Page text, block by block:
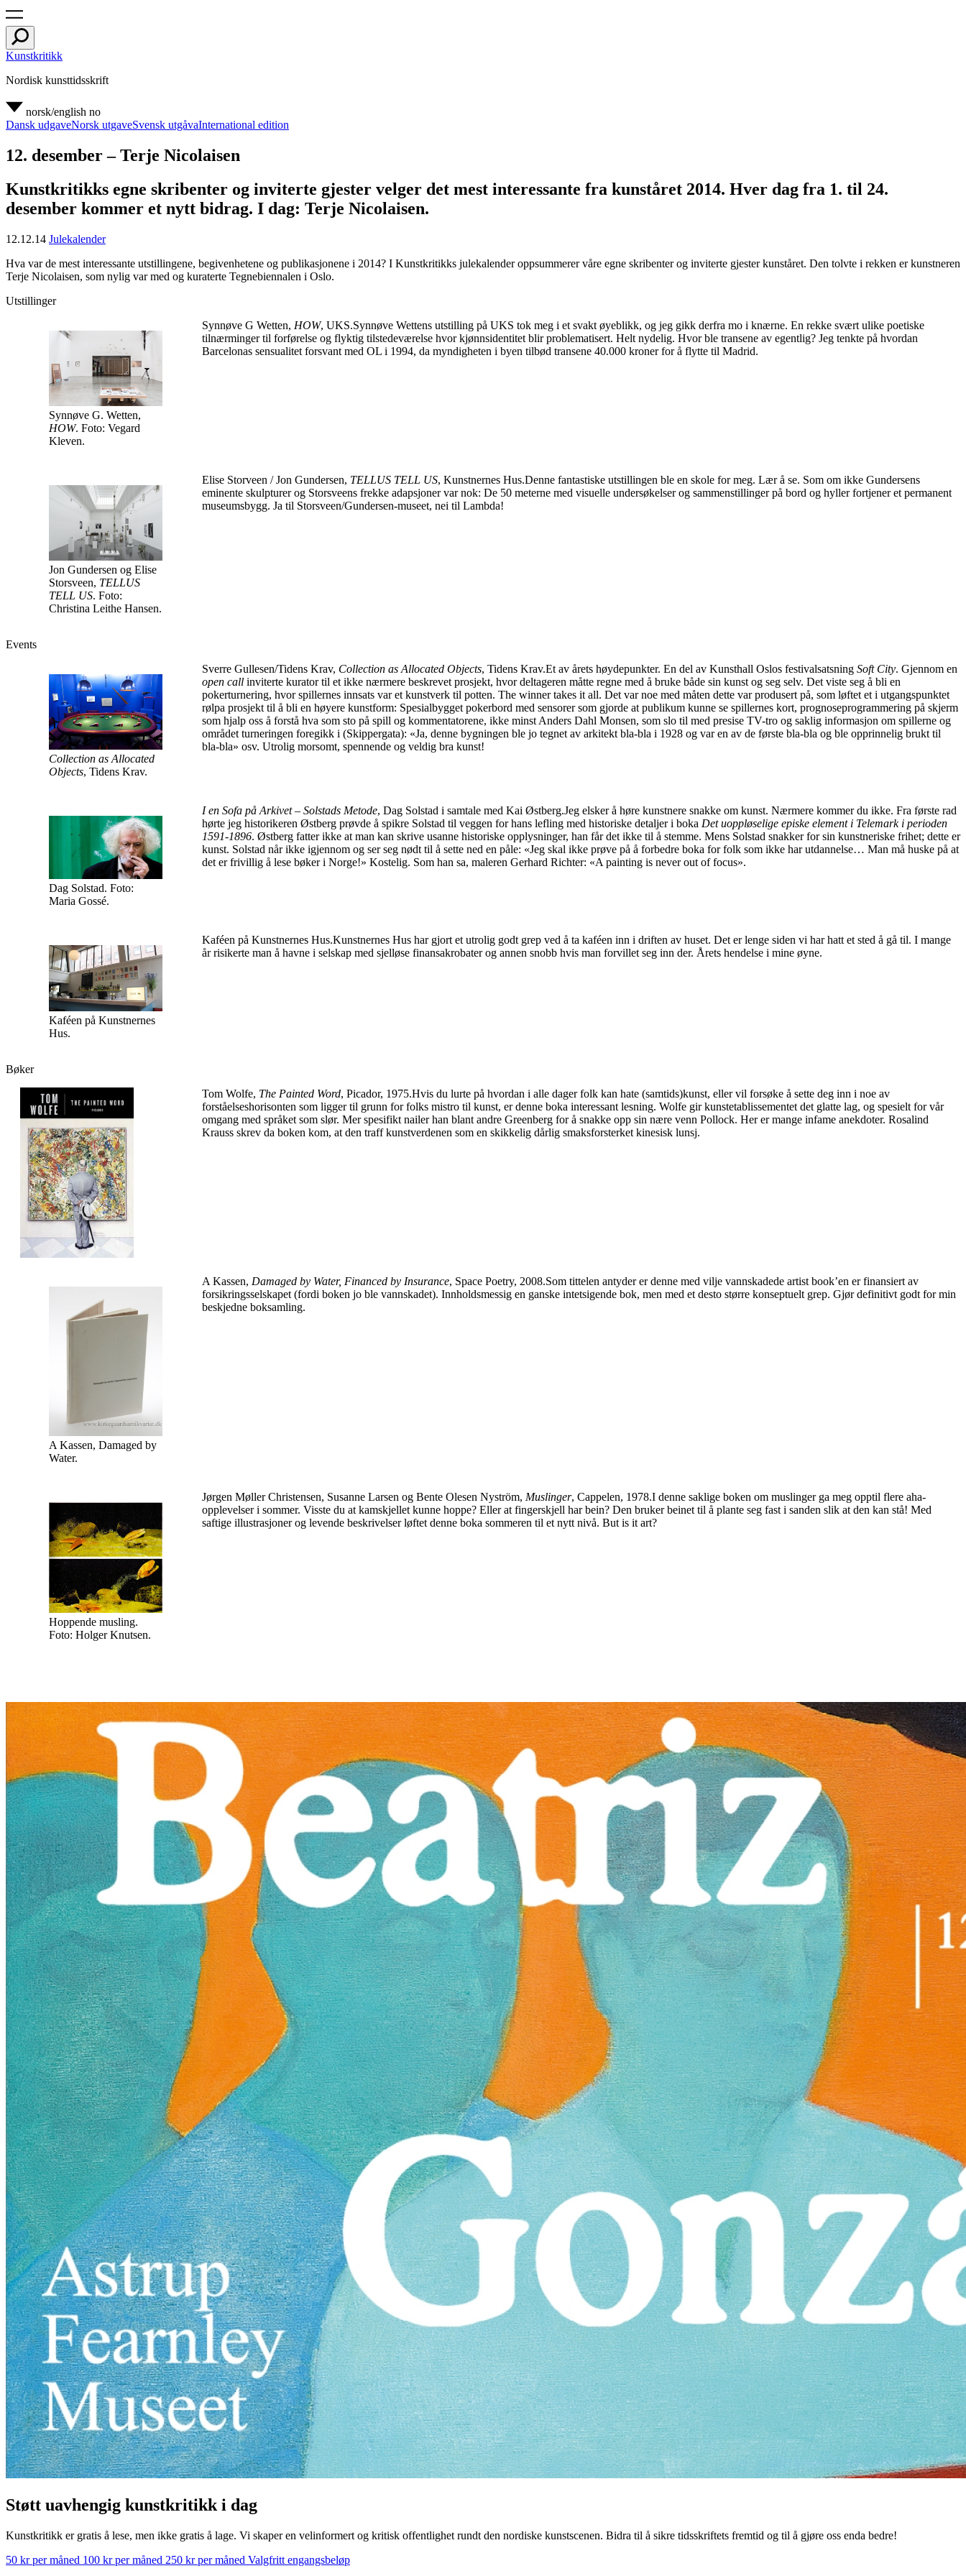
Kunstkritikk
Nordisk kunsttidsskrift
norsk/english no
Dansk udgaveNorsk utgaveSvensk utgåvaInternational edition
12. desember – Terje Nicolaisen
Kunstkritikks egne skribenter og inviterte gjester velger det mest interessante fra kunståret 2014. Hver dag fra 1. til 24.
desember kommer et nytt bidrag. I dag: Terje Nicolaisen.
12.12.14 Julekalender
Hva var de mest interessante utstillingene, begivenhetene og publikasjonene i 2014? I Kunstkritikks julekalender oppsummerer våre egne skribenter og inviterte gjester kunståret. Den tolvte i rekken er kunstneren
Terje Nicolaisen, som nylig var med og kuraterte Tegnebiennalen i Oslo.
Utstillinger
Synnøve G. Wetten,
HOW. Foto: Vegard
Kleven.
Synnøve G Wetten, HOW, UKS.Synnøve Wettens utstilling på UKS tok meg i et svakt øyeblikk, og jeg gikk derfra mo i knærne. En rekke svært ulike poetiske
tilnærminger til forførelse og flyktig tilstedeværelse hvor kjønnsidentitet blir problematisert. Helt nydelig. Hvor ble transene av egentlig? Jeg tenkte på hvordan
Barcelonas sensualitet forsvant med OL i 1994, da myndigheten i byen tilbød transene 40.000 kroner for å flytte til Madrid.
Jon Gundersen og Elise
Storsveen, TELLUS
TELL US. Foto:
Christina Leithe Hansen.
Elise Storveen / Jon Gundersen, TELLUS TELL US, Kunstnernes Hus.Denne fantastiske utstillingen ble en skole for meg. Lær å se. Som om ikke Gundersens
eminente skulpturer og Storsveens frekke adapsjoner var nok: De 50 meterne med visuelle undersøkelser og sammenstillinger på bord og hyller fortjener et permanent
museumsbygg. Ja til Storsveen/Gundersen-museet, nei til Lambda!
Events
Collection as Allocated
Objects, Tidens Krav.
Sverre Gullesen/Tidens Krav, Collection as Allocated Objects, Tidens Krav.Et av årets høydepunkter. En del av Kunsthall Oslos festivalsatsning Soft City. Gjennom en
open call inviterte kurator til et ikke nærmere beskrevet prosjekt, hvor deltageren måtte regne med å bruke både sin kunst og seg selv. Det viste seg å bli en
pokerturnering, hvor spillernes innsats var et kunstverk til potten. The winner takes it all. Det var noe med måten dette var produsert på, som løftet et i utgangspunktet
rølpa prosjekt til å bli en høyere kunstform: Spesialbygget pokerbord med sensorer som gjorde at publikum kunne se spillernes kort, prognoseprogrammering på skjerm
som hjalp oss å forstå hva som sto på spill og kommentatorene, ikke minst Anders Dahl Monsen, som slo til med presise TV-tro og saklig informasjon om spillerne og
området turneringen foregikk i (Skippergata): «Ja, denne bygningen ble jo tegnet av arkitekt bla-bla i 1928 og var en av de første bla-bla og ble opprinnelig brukt til
bla-bla» osv. Utrolig morsomt, spennende og veldig bra kunst!
Dag Solstad. Foto:
Maria Gossé.
I en Sofa på Arkivet – Solstads Metode, Dag Solstad i samtale med Kai Østberg.Jeg elsker å høre kunstnere snakke om kunst. Nærmere kommer du ikke. Fra første rad
hørte jeg historikeren Østberg prøvde å spikre Solstad til veggen for hans lefling med historiske detaljer i boka Det uoppløselige episke element i Telemark i perioden
1591-1896. Østberg fatter ikke at man kan skrive usanne historiske opplysninger, han får det ikke til å stemme. Mens Solstad snakker for sin kunstneriske frihet; dette er
kunst. Solstad når ikke igjennom og ser seg nødt til å sette ned en påle: «Jeg skal ikke prøve på å forbedre boka for folk som ikke har utdannelse… Man må huske på at
det er frivillig å lese bøker i Norge!» Kostelig. Som han sa, maleren Gerhard Richter: «A painting is never out of focus».
Kaféen på Kunstnernes
Hus.
Kaféen på Kunstnernes Hus.Kunstnernes Hus har gjort et utrolig godt grep ved å ta kaféen inn i driften av huset. Det er lenge siden vi har hatt et sted å gå til. I mange
år risikerte man å havne i selskap med sjelløse finansakrobater og annen snobb hvis man forvillet seg inn der. Årets hendelse i mine øyne.
Bøker
Tom Wolfe, The Painted Word, Picador, 1975.Hvis du lurte på hvordan i alle dager folk kan hate (samtids)kunst, eller vil forsøke å sette deg inn i noe av
forståelseshorisonten som ligger til grunn for folks mistro til kunst, er denne boka interessant lesning. Wolfe gir kunstetablissementet det glatte lag, og spesielt for vår
omgang med språket som slør. Mer spesifikt nailer han blant andre Greenberg for å snakke opp sin nære venn Pollock. Her er mange infame anekdoter. Rosalind
Krauss skrev da boken kom, at den traff kunstverdenen som en skikkelig dårlig smaksforsterket kinesisk lunsj.
A Kassen, Damaged by
Water.
A Kassen, Damaged by Water, Financed by Insurance, Space Poetry, 2008.Som tittelen antyder er denne med vilje vannskadede artist book’en er finansiert av
forsikringsselskapet (fordi boken jo ble vannskadet). Innholdsmessig en ganske intetsigende bok, men med et desto større konseptuelt grep. Gjør definitivt godt for min
beskjedne boksamling.
Hoppende musling.
Foto: Holger Knutsen.
Jørgen Møller Christensen, Susanne Larsen og Bente Olesen Nyström, Muslinger, Cappelen, 1978.I denne saklige boken om muslinger ga meg opptil flere aha-
opplevelser i sommer. Visste du at kamskjellet kunne hoppe? Eller at fingerskjell har bein? Den bruker beinet til å plante seg fast i sanden slik at den kan stå! Med
saftige illustrasjoner og levende beskrivelser løftet denne boka sommeren til et nytt nivå. But is it art?
Støtt uavhengig kunstkritikk i dag
Kunstkritikk er gratis å lese, men ikke gratis å lage. Vi skaper en velinformert og kritisk offentlighet rundt den nordiske kunstscenen. Bidra til å sikre tidsskriftets fremtid og til å gjøre oss enda bedre!
50 kr per måned 100 kr per måned 250 kr per måned Valgfritt engangsbeløp